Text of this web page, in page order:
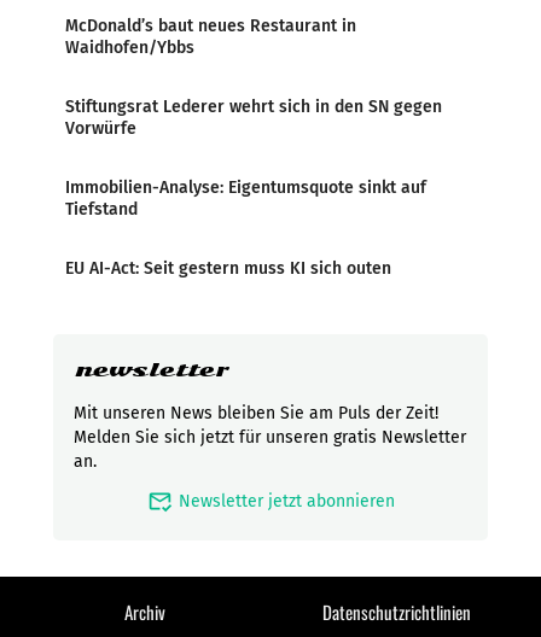
McDonald’s baut neues Restaurant in
Waidhofen/Ybbs
Stiftungsrat Lederer wehrt sich in den SN gegen
Vorwürfe
Immobilien-Analyse: Eigentumsquote sinkt auf
Tiefstand
EU AI-Act: Seit gestern muss KI sich outen
newsletter
Mit unseren News bleiben Sie am Puls der Zeit!
Melden Sie sich jetzt für unseren gratis Newsletter
an.
mark_email_read Newsletter jetzt abonnieren
Archiv
Datenschutzrichtlinien